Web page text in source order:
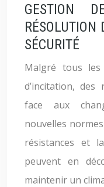
GESTION
SÉCURITÉ
Malgré tous
d’incitation, des
face aux
nouvelles
résistances et
peuvent en
maintenir un